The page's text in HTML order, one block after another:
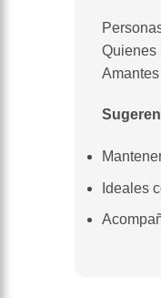
Quienes
Ideales